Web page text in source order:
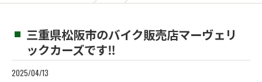
三重県松阪市のバイク販売店マーヴェリ
ックカーズです‼️
2025/04/13